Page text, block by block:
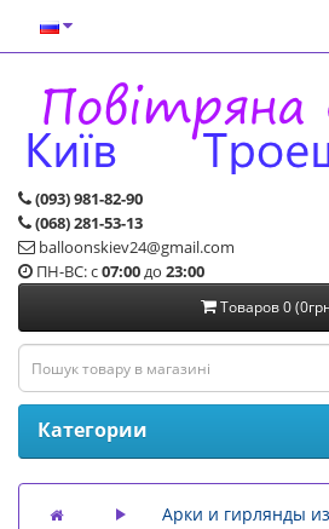
(093) 981-82-90
(068) 281-53-13
balloonskiev24@gmail.com
ПН-ВС: с07:00до 23:00
Товаров 0
Категории
Арки и гирлянды